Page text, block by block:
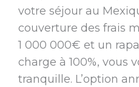
votre séjour au
couverture des frais
1 000 000€ et un
charge à 100%, vous
tranquille. L’option